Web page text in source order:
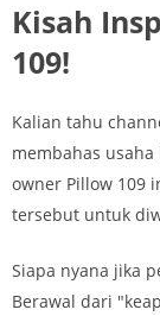
Kisah
109!
Kalian tahu
membahas
owner Pillow 109
tersebut untuk
Siapa nyana jika
Berawal dari